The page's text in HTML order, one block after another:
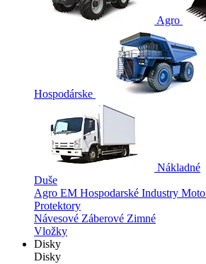
Agro
Hospodárske
Nákladné
Duše
Agro EM Hospodarské Industry Moto
Protektory
Návesové Záberové Zimné
Vložky
Disky
Disky